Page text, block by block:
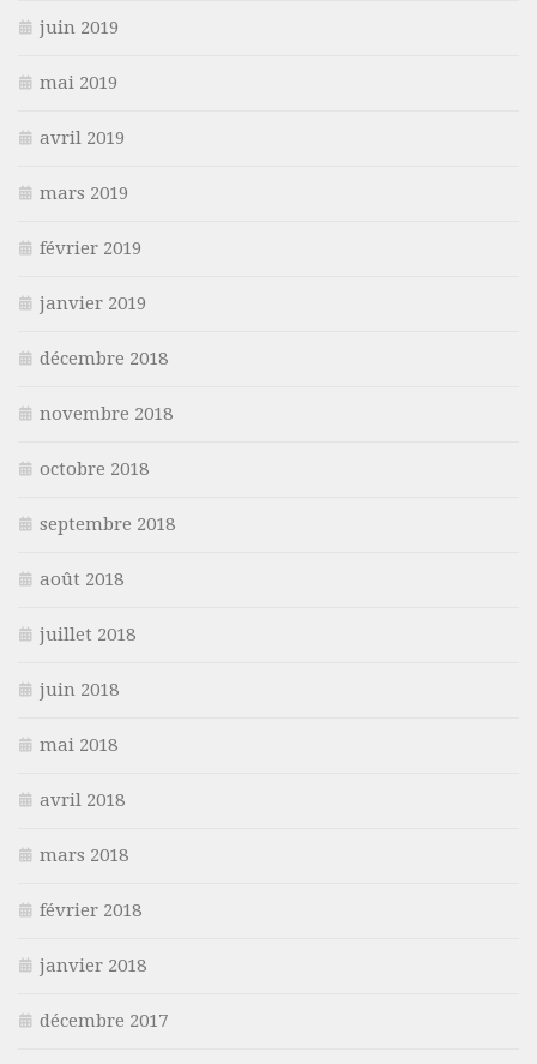
juin 2019
mai 2019
avril 2019
mars 2019
février 2019
janvier 2019
décembre 2018
novembre 2018
octobre 2018
septembre 2018
août 2018
juillet 2018
juin 2018
mai 2018
avril 2018
mars 2018
février 2018
janvier 2018
décembre 2017